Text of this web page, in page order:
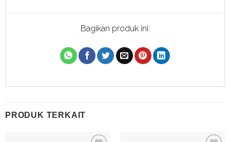
Bagikan produk ini:
PRODUK TERKAIT